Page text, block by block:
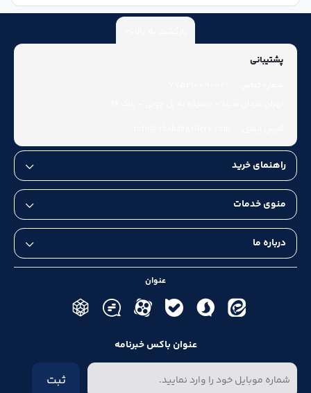
پشتیبانی
راهنمای خرید
منوی خدمات
درباره ما
عنوان
عنوان باکس خبرنامه
ثبت